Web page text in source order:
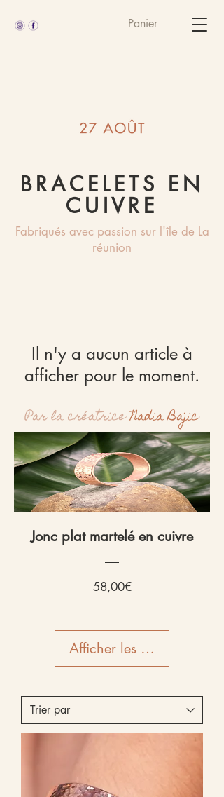
Panier
BRACELETS EN
CUIVRE
Fabriqués avec passion sur l'île de La
réunion
Il n'y a aucun article à
afficher pour le moment.
Par la créatriceNadia Bajic
Jonc plat martelé en cuivre
58,00€Prix
Afficher les détails